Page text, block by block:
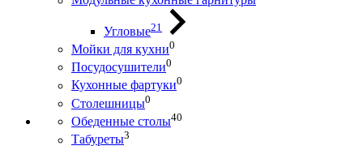
Угловые21
Мойки для кухни0
Посудосушители0
Кухонные фартуки0
Столешницы0
Обеденные столы40
Табуреты3